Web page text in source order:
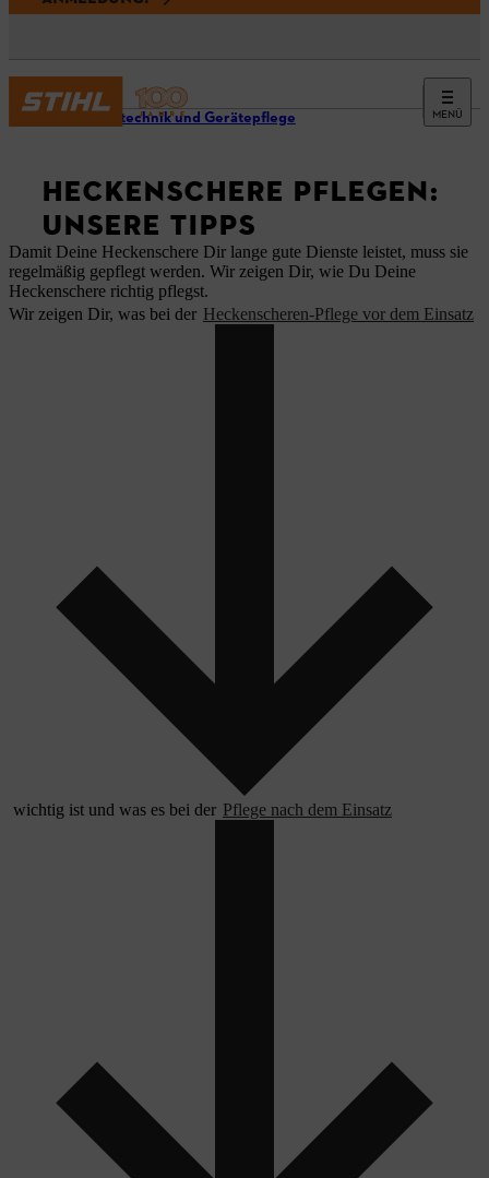
MENÜ
Arbeitstechnik und Gerätepflege
HECKENSCHERE PFLEGEN:
UNSERE TIPPS
Damit Deine Heckenschere Dir lange gute Dienste leistet, muss sie
regelmäßig gepflegt werden. Wir zeigen Dir, wie Du Deine
Heckenschere richtig pflegst.
Wir zeigen Dir, was bei der Heckenscheren-Pflege vor dem Einsatz
wichtig ist und was es bei der Pflege nach dem Einsatz